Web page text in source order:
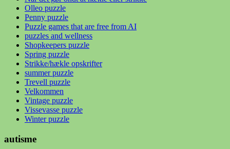
Olleo puzzle
Penny puzzle
Puzzle games that are free from AI
puzzles and wellness
Shopkeepers puzzle
Spring puzzle
Strikke/hækle opskrifter
summer puzzle
Trevell puzzle
Velkommen
Vintage puzzle
Vissevasse puzzle
Winter puzzle
autisme